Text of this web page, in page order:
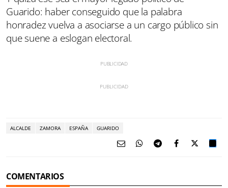
Guarido: haber conseguido que la palabra
honradez vuelva a asociarse a un cargo público sin
que suene a eslogan electoral.
ALCALDE ZAMORA ESPAÑA GUARIDO
COMENTARIOS